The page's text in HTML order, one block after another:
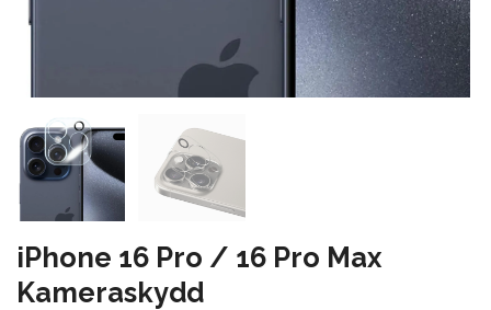
iPhone 16 Pro / 16 Pro Max
Kameraskydd